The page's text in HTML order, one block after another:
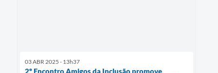
03 ABR 2025 - 13h37
2º Encontro Amigos da Inclusão promove